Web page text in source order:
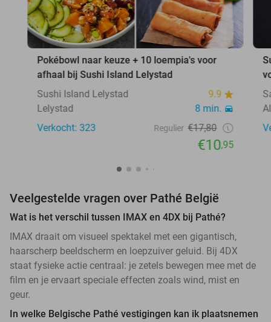
Pokébowl naar keuze + 10 loempia's voor
afhaal bij Sushi Island Lelystad
Sushi Island Lelystad
9.9
Lelystad
8 min.
Verkocht: 323
Regulier €17,80
€10,95
Veelgestelde vragen over Pathé België
Wat is het verschil tussen IMAX en 4DX bij Pathé?
IMAX draait om visueel spektakel met een gigantisch,
haarscherp beeldscherm en loepzuiver geluid. Bij 4DX
staat fysieke actie centraal: je zetels bewegen mee met de
film en je ervaart speciale effecten zoals wind, mist en
geur.
In welke Belgische Pathé vestigingen kan ik plaatsnemen